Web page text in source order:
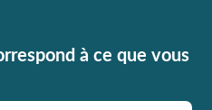
à ce que vous